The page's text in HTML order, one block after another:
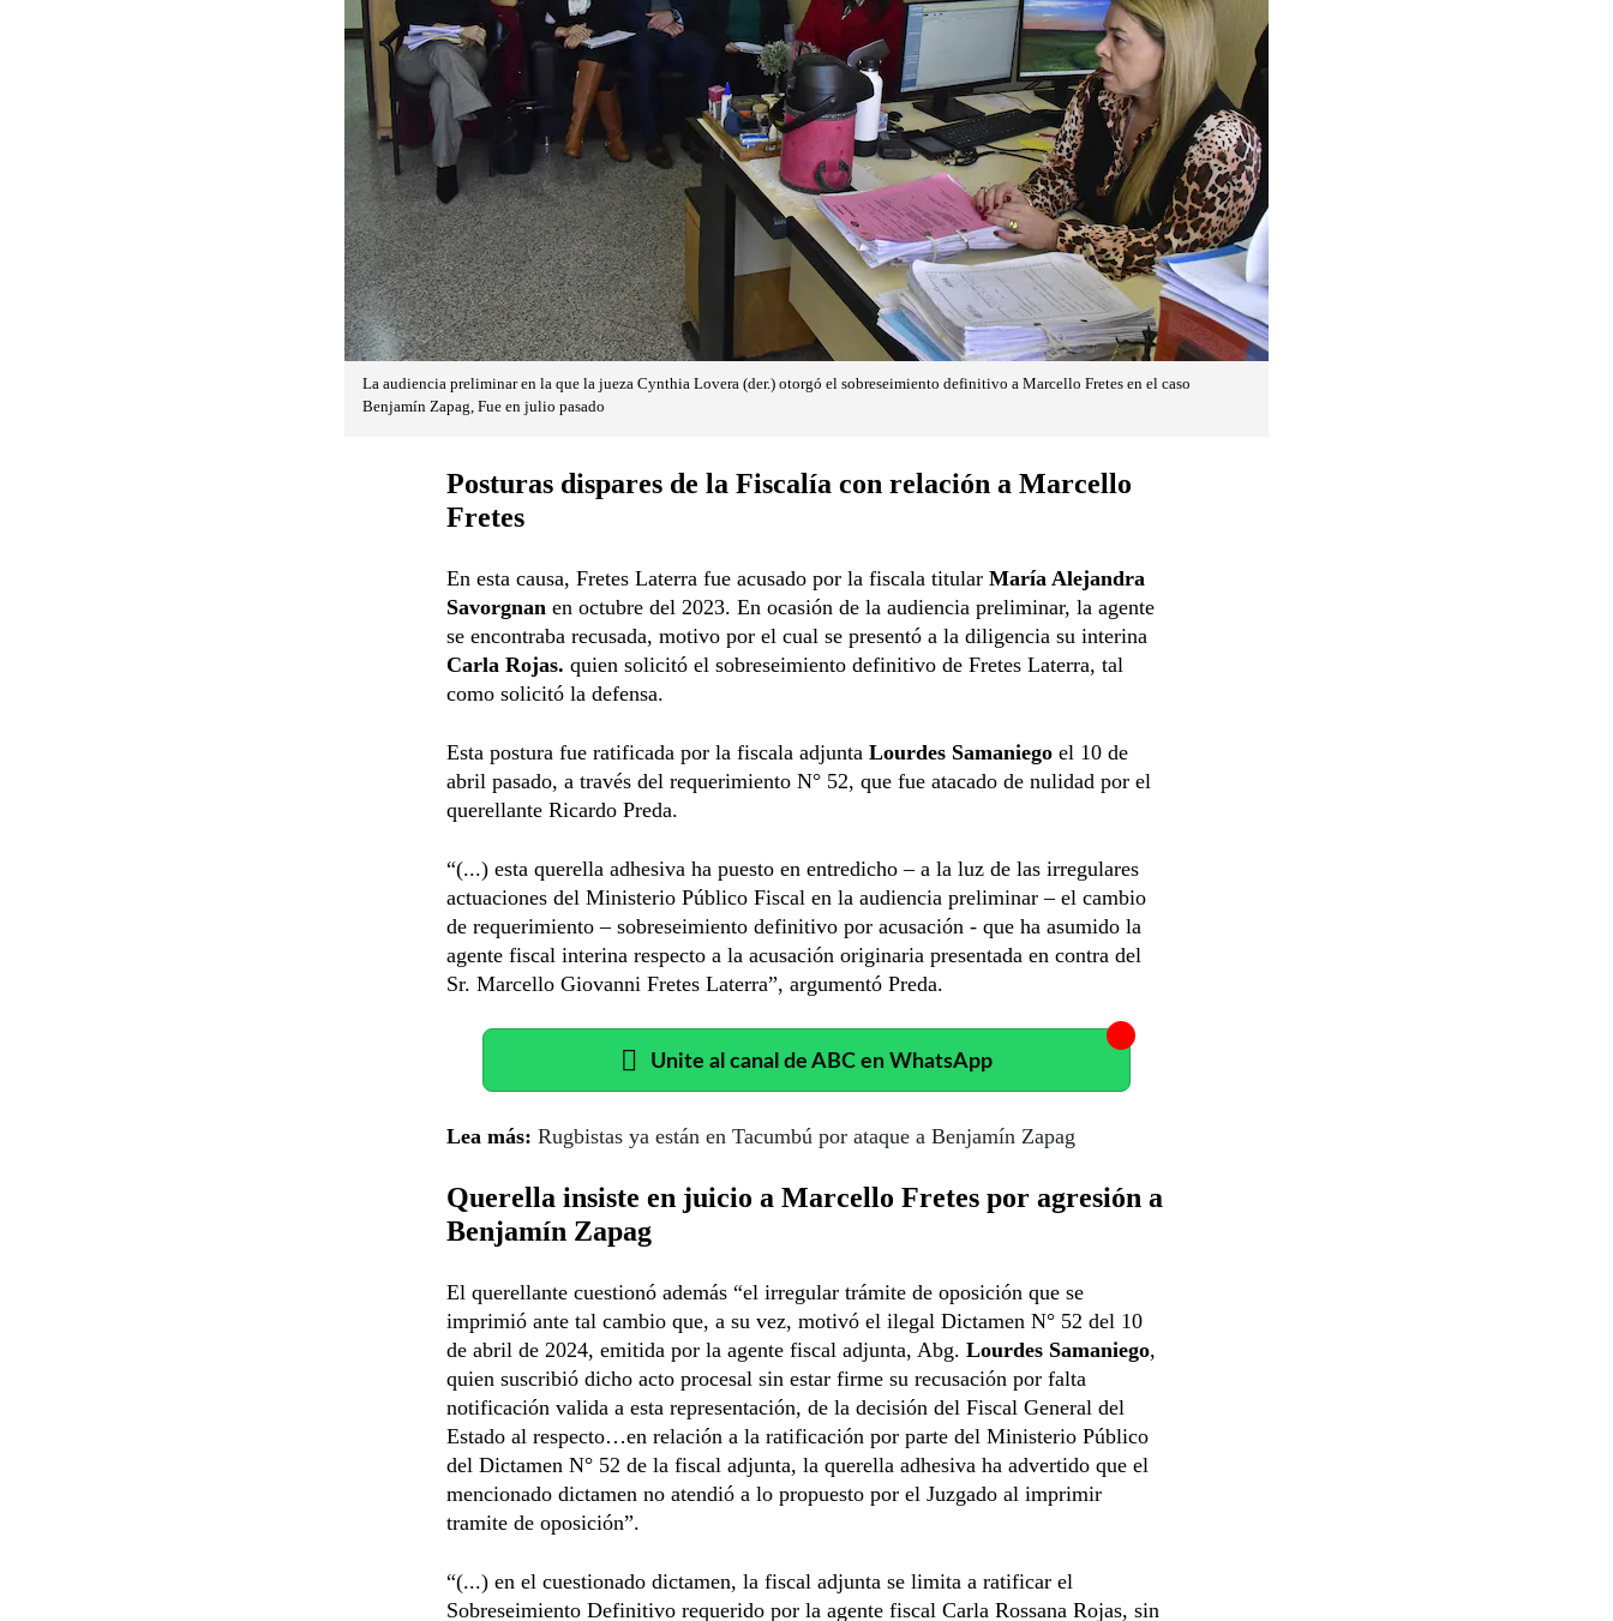
La audiencia preliminar en la que la jueza Cynthia Lovera (der.) otorgó el sobreseimiento definitivo a Marcello Fretes en el caso
Benjamín Zapag, Fue en julio pasado
Posturas dispares de la Fiscalía con relación a Marcello
Fretes
En esta causa, Fretes Laterra fue acusado por la fiscala titular María Alejandra
Savorgnan en octubre del 2023. En ocasión de la audiencia preliminar, la agente
se encontraba recusada, motivo por el cual se presentó a la diligencia su interina
Carla Rojas. quien solicitó el sobreseimiento definitivo de Fretes Laterra, tal
como solicitó la defensa.
Esta postura fue ratificada por la fiscala adjunta Lourdes Samaniego el 10 de
abril pasado, a través del requerimiento N° 52, que fue atacado de nulidad por el
querellante Ricardo Preda.
“(...) esta querella adhesiva ha puesto en entredicho – a la luz de las irregulares
actuaciones del Ministerio Público Fiscal en la audiencia preliminar – el cambio
de requerimiento – sobreseimiento definitivo por acusación - que ha asumido la
agente fiscal interina respecto a la acusación originaria presentada en contra del
Sr. Marcello Giovanni Fretes Laterra”, argumentó Preda.
Unite al canal de ABC en WhatsApp
Lea más: Rugbistas ya están en Tacumbú por ataque a Benjamín Zapag
Querella insiste en juicio a Marcello Fretes por agresión a
Benjamín Zapag
El querellante cuestionó además “el irregular trámite de oposición que se
imprimió ante tal cambio que, a su vez, motivó el ilegal Dictamen N° 52 del 10
de abril de 2024, emitida por la agente fiscal adjunta, Abg. Lourdes Samaniego,
quien suscribió dicho acto procesal sin estar firme su recusación por falta
notificación valida a esta representación, de la decisión del Fiscal General del
Estado al respecto…en relación a la ratificación por parte del Ministerio Público
del Dictamen N° 52 de la fiscal adjunta, la querella adhesiva ha advertido que el
mencionado dictamen no atendió a lo propuesto por el Juzgado al imprimir
tramite de oposición”.
“(...) en el cuestionado dictamen, la fiscal adjunta se limita a ratificar el
Sobreseimiento Definitivo requerido por la agente fiscal Carla Rossana Rojas, sin